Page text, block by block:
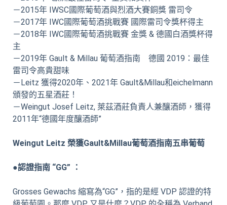
－2015年 IWSC國際葡萄酒與烈酒大賽銅獎 雷司令
－2017年 IWC國際葡萄酒挑戰賽 國際雷司令獎杯得主
－2018年 IWC國際葡萄酒挑戰賽 金獎 & 德國白酒獎杯得
主
－2019年 Gault & Millau 葡萄酒指南 德國 2019：最佳
雷司令高貴甜味
－Leitz 獲得2020年、2021年 Gault&Millau和eichelmann
頒發的五星酒莊！
－Weingut Josef Leitz, 萊茲酒莊負責人兼釀酒師，獲得
2011年“德國年度釀酒師”
Weingut Leitz 榮獲Gault&Millau葡萄酒指南五串葡萄
●認證指南 “GG” ：
Grosses Gewachs 縮寫為“GG”，指的是經 VDP 認證的特